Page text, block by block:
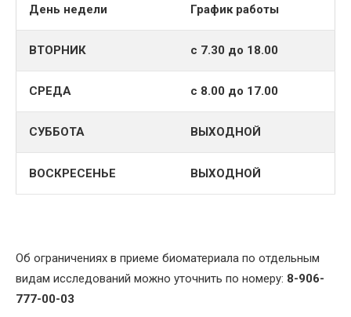
День недели График работы
ВТОРНИК с 7.30 до 18.00
СРЕДА с 8.00 до 17.00
СУББОТА ВЫХОДНОЙ
ВОСКРЕСЕНЬЕ ВЫХОДНОЙ
Об ограничениях в приеме биоматериала по отдельным
видам исследований можно уточнить по номеру: 8-906-
777-00-03